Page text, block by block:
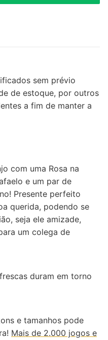
sem prévio
de estoque, por outros
a fim de manter a
com uma Rosa na
e um par de
Presente perfeito
querida, podendo se
seja ele amizade,
um colega de
duram em torno
e tamanhos pode
Mais de 2.000 jogos e